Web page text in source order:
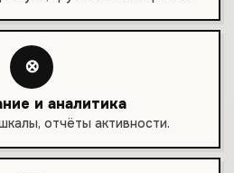
⊗
и аналитика
отчёты активности.